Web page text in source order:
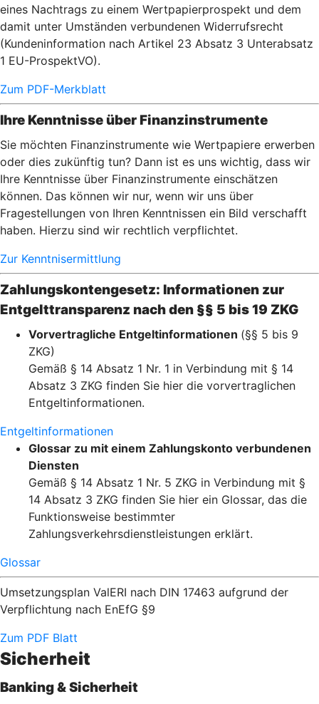
eines Nachtrags zu einem Wertpapierprospekt und dem
damit unter Umständen verbundenen Widerrufsrecht
(Kundeninformation nach Artikel 23 Absatz 3 Unterabsatz
1 EU-ProspektVO).
Zum PDF-Merkblatt
Ihre Kenntnisse über Finanzinstrumente
Sie möchten Finanzinstrumente wie Wertpapiere erwerben
oder dies zukünftig tun? Dann ist es uns wichtig, dass wir
Ihre Kenntnisse über Finanzinstrumente einschätzen
können. Das können wir nur, wenn wir uns über
Fragestellungen von Ihren Kenntnissen ein Bild verschafft
haben. Hierzu sind wir rechtlich verpflichtet.
Zur Kenntnisermittlung
Zahlungskontengesetz: Informationen zur
Entgelttransparenz nach den §§ 5 bis 19 ZKG
Vorvertragliche Entgeltinformationen (§§ 5 bis 9
ZKG)
Gemäß § 14 Absatz 1 Nr. 1 in Verbindung mit § 14
Absatz 3 ZKG finden Sie hier die vorvertraglichen
Entgeltinformationen.
Entgeltinformationen
Glossar zu mit einem Zahlungskonto verbundenen
Diensten
Gemäß § 14 Absatz 1 Nr. 5 ZKG in Verbindung mit §
14 Absatz 3 ZKG finden Sie hier ein Glossar, das die
Funktionsweise bestimmter
Zahlungsverkehrsdienstleistungen erklärt.
Glossar
Umsetzungsplan ValERI nach DIN 17463 aufgrund der
Verpflichtung nach EnEfG §9
Zum PDF Blatt
Sicherheit
Banking & Sicherheit